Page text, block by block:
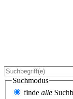
Suchmodus
finde alle